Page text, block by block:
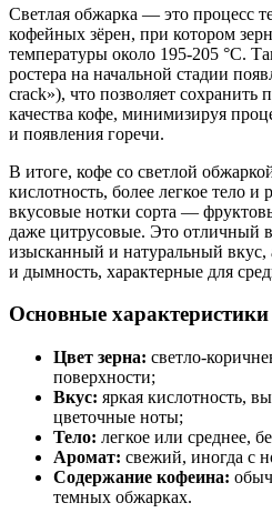
Светлая обжарка — это процесс
кофейных зёрен, при котором
температуры около 195-205 °C.
ростера на начальной стадии
crack»), что позволяет сохранить
качества кофе, минимизируя
и появления горечи.
В итоге, кофе со светлой
кислотность, более легкое тело
вкусовые нотки сорта —
даже цитрусовые. Это отличный
изысканный и натуральный
и дымность, характерные для
Основные
Цвет зерна: светло-
поверхности;
Вкус: яркая кислотность,
цветочные ноты;
Тело: легкое или среднее,
Аромат: свежий, иногда с
Содержание кофеина:
темных обжарках.